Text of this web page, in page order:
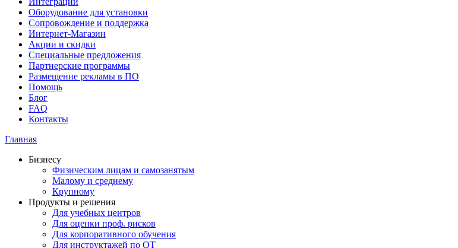
Оборудование для установки
Сопровождение и поддержка
Интернет-Магазин
Акции и скидки
Специальные предложения
Партнерские программы
Размещение рекламы в ПО
Помощь
Блог
FAQ
Контакты
Главная
Бизнесу
Физическим лицам и самозанятым
Малому и среднему
Крупному
Продукты и решения
Для учебных центров
Для оценки проф. рисков
Для корпоративного обучения
Для инструктажей по ОТ